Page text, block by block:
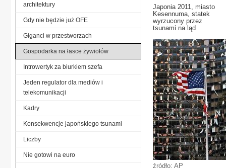
Japonia 2011, miasto
Kesennuma, statek
wyrzucony przez
tsunami na ląd
źródło: AP
architektury
Gdy nie będzie już OFE
Giganci w przestworzach
Gospodarka na łasce żywiołów
Introwertyk za biurkiem szefa
Jeden regulator dla mediów i
telekomunikacji
Kadry
Konsekwencje japońskiego tsunami
Liczby
Nie gotowi na euro